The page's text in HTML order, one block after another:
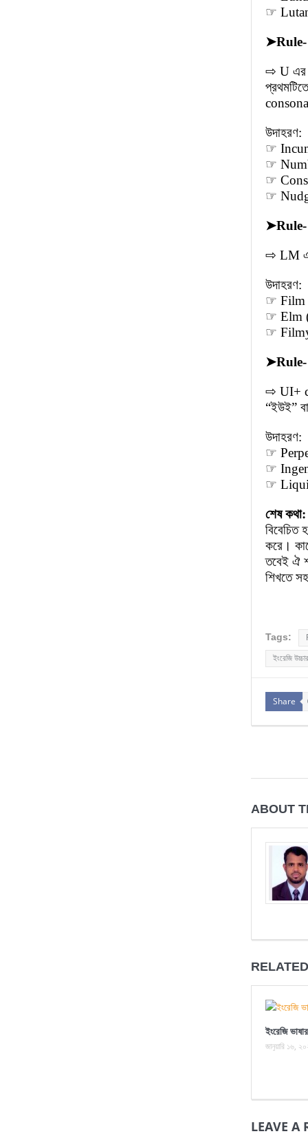
☞
➤
⇨ U এর
উদাহরণ:
☞
☞
☞
☞
➤
⇨ LM
উদাহরণ:
☞ Film
☞ Elm
☞ Filmy
➤
⇨ UI+
“ইউই”
উদাহরণ:
☞
☞
☞
শেষ
করে।
তবেই ঐ
শিখতে
Tags:
ইংরেজি
Share
ABOUT
ইংরেজি
জানুয়ারি ১৬,
LEAVE A